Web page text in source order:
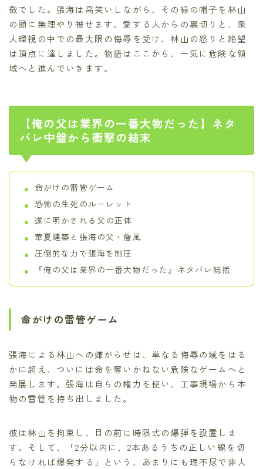
徴でした。張海は高笑いしながら、その緑の帽子を林山
の頭に無理やり被せます。愛する人からの裏切りと、衆
人環視の中での最大限の侮辱を受け、林山の怒りと絶望
は頂点に達しました。物語はここから、一気に危険な領
域へと進んでいきます。
【俺の父は業界の一番大物だった】ネタ
バレ中盤から衝撃の結末
命がけの雷管ゲーム
恐怖の生死のルーレット
遂に明かされる父の正体
華夏建築と張海の父・詹風
圧倒的な力で張海を制圧
『俺の父は業界の一番大物だった』ネタバレ総括
命がけの雷管ゲーム
張海による林山への嫌がらせは、単なる侮辱の域をはる
かに超え、ついには命を奪いかねない危険なゲームへと
発展します。張海は自らの権力を使い、工事現場から本
物の雷管を持ち出しました。
彼は林山を拘束し、目の前に時限式の爆弾を設置しま
す。そして、「2分以内に、2本あるうちの正しい線を切
らなければ爆発する」という、あまりにも理不尽で非人